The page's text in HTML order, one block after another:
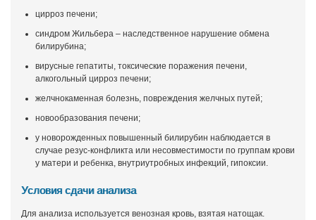
цирроз печени;
синдром Жильбера – наследственное нарушение обмена
билирубина;
вирусные гепатиты, токсические поражения печени,
алкогольный цирроз печени;
желчнокаменная болезнь, повреждения желчных путей;
новообразования печени;
у новорожденных повышенный билирубин наблюдается в
случае резус-конфликта или несовместимости по группам крови
у матери и ребенка, внутриутробных инфекций, гипоксии.
Условия сдачи анализа
Для анализа используется венозная кровь, взятая натощак.